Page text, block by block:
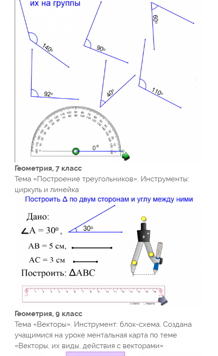
Геометрия, 7 класс
Тема «Построение треугольников». Инструменты:
циркуль и линейка
Геометрия, 9 класс
Тема «Векторы». Инструмент: блок-схема. Создана
учащимися на уроке ментальная карта по теме
«Векторы, их виды, действия с векторами»